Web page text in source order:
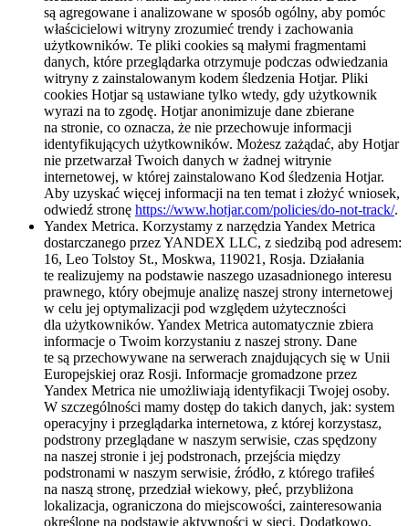
są agregowane i analizowane w sposób ogólny, aby pomóc
właścicielowi witryny zrozumieć trendy i zachowania
użytkowników. Te pliki cookies są małymi fragmentami
danych, które przeglądarka otrzymuje podczas odwiedzania
witryny z zainstalowanym kodem śledzenia Hotjar. Pliki
cookies Hotjar są ustawiane tylko wtedy, gdy użytkownik
wyrazi na to zgodę. Hotjar anonimizuje dane zbierane
na stronie, co oznacza, że nie przechowuje informacji
identyfikujących użytkowników. Możesz zażądać, aby Hotjar
nie przetwarzał Twoich danych w żadnej witrynie
internetowej, w której zainstalowano Kod śledzenia Hotjar.
Aby uzyskać więcej informacji na ten temat i złożyć wniosek,
odwiedź stronę https://www.hotjar.com/policies/do-not-track/.
Yandex Metrica. Korzystamy z narzędzia Yandex Metrica
dostarczanego przez YANDEX LLC, z siedzibą pod adresem:
16, Leo Tolstoy St., Moskwa, 119021, Rosja. Działania
te realizujemy na podstawie naszego uzasadnionego interesu
prawnego, który obejmuje analizę naszej strony internetowej
w celu jej optymalizacji pod względem użyteczności
dla użytkowników. Yandex Metrica automatycznie zbiera
informacje o Twoim korzystaniu z naszej strony. Dane
te są przechowywane na serwerach znajdujących się w Unii
Europejskiej oraz Rosji. Informacje gromadzone przez
Yandex Metrica nie umożliwiają identyfikacji Twojej osoby.
W szczególności mamy dostęp do takich danych, jak: system
operacyjny i przeglądarka internetowa, z której korzystasz,
podstrony przeglądane w naszym serwisie, czas spędzony
na naszej stronie i jej podstronach, przejścia między
podstronami w naszym serwisie, źródło, z którego trafiłeś
na naszą stronę, przedział wiekowy, płeć, przybliżona
lokalizacja, ograniczona do miejscowości, zainteresowania
określone na podstawie aktywności w sieci. Dodatkowo,